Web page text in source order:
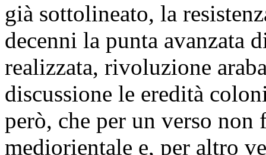
già sottolineato, la
decenni la punta avanzata
realizzata, rivoluzione
discussione le eredità
però, che per un verso
mediorientale e, per altro